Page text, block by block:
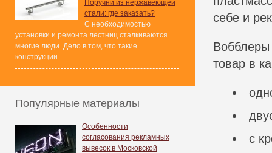
Поручни из нержавеющей
стали: где заказать?
С необходимостью
установки и ремонта лестниц сталкиваются
многие люди. Дело в том, что такие
конструкции
Популярные материалы
Особенности
согласования рекламных
вывесок в Московской
себе и
Вобблеры
товар в
с